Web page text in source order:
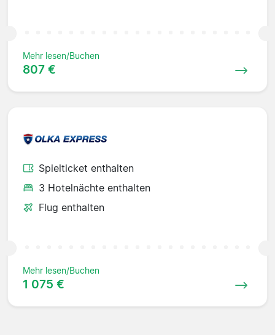
Mehr lesen/Buchen
807 €
Spielticket enthalten
3 Hotelnächte enthalten
Flug enthalten
Mehr lesen/Buchen
1 075 €